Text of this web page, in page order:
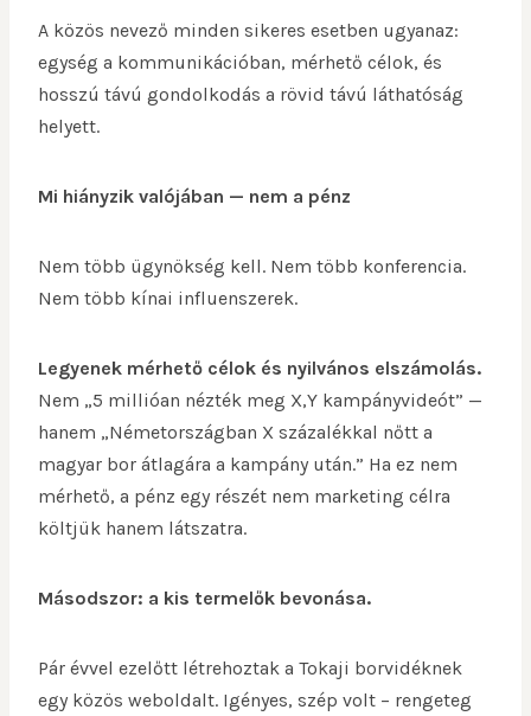
A közös nevező minden sikeres esetben ugyanaz:
egység a kommunikációban, mérhető célok, és
hosszú távú gondolkodás a rövid távú láthatóság
helyett.
Mi hiányzik valójában — nem a pénz
Nem több ügynökség kell. Nem több konferencia.
Nem több kínai influenszerek.
Legyenek mérhető célok és nyilvános elszámolás.
Nem „5 millióan nézték meg X,Y kampányvideót” —
hanem „Németországban X százalékkal nőtt a
magyar bor átlagára a kampány után.” Ha ez nem
mérhető, a pénz egy részét nem marketing célra
költjük hanem látszatra.
Másodszor: a kis termelők bevonása.
Pár évvel ezelőtt létrehoztak a Tokaji borvidéknek
egy közös weboldalt. Igényes, szép volt – rengeteg